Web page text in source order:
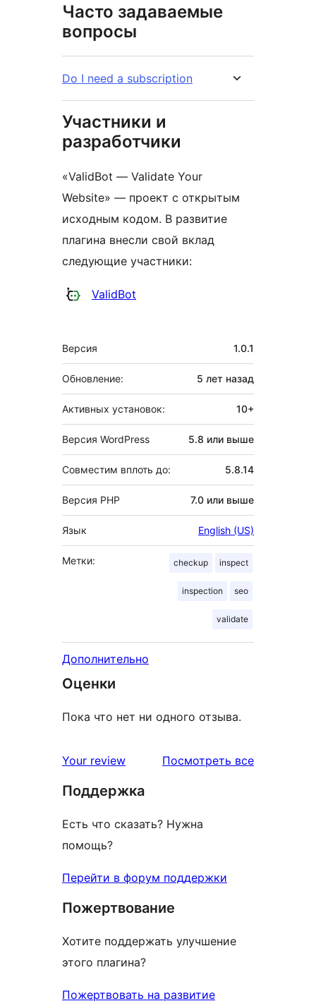
Часто задаваемые
вопросы
Do I need a subscription
Участники и
разработчики
«ValidBot — Validate Your
Website» — проект с открытым
исходным кодом. В развитие
плагина внесли свой вклад
следующие участники:
Участники
ValidBot
Мета
Версия 1.0.1
Обновление: 5 лет назад
Активных установок: 10+
Версия WordPress 5.8 или выше
Совместим вплоть до: 5.8.14
Версия PHP 7.0 или выше
Язык English (US)
Метки: checkup inspect
inspection seo
validate
Дополнительно
Оценки
Пока что нет ни одного отзыва.
Your review Посмотреть всеотзывы
Поддержка
Есть что сказать? Нужна
помощь?
Перейти в форум поддержки
Пожертвование
Хотите поддержать улучшение
этого плагина?
Пожертвовать на развитие